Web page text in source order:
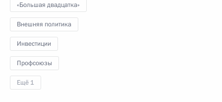
«Большая двадцатка»
Внешняя политика
Инвестиции
Профсоюзы
Ещё 1